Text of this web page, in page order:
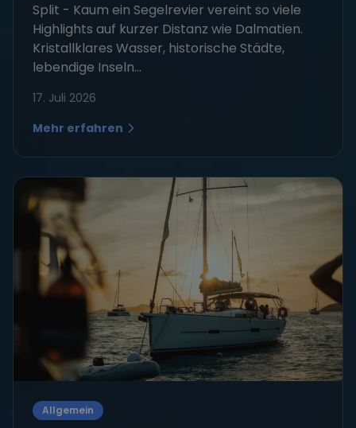
Split - Kaum ein Segelrevier vereint so viele
Highlights auf kurzer Distanz wie Dalmatien.
Kristallklares Wasser, historische Städte,
lebendige Inseln...
17. Juli 2026
Mehr erfahren
Allgemein